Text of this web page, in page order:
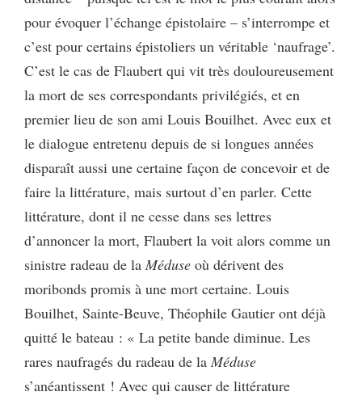
pour évoquer l’échange épistolaire – s’interrompe et
c’est pour certains épistoliers un véritable ‘naufrage’.
C’est le cas de Flaubert qui vit très douloureusement
la mort de ses correspondants privilégiés, et en
premier lieu de son ami Louis Bouilhet. Avec eux et
le dialogue entretenu depuis de si longues années
disparaît aussi une certaine façon de concevoir et de
faire la littérature, mais surtout d’en parler. Cette
littérature, dont il ne cesse dans ses lettres
d’annoncer la mort, Flaubert la voit alors comme un
sinistre radeau de la Méduse où dérivent des
moribonds promis à une mort certaine. Louis
Bouilhet, Sainte-Beuve, Théophile Gautier ont déjà
quitté le bateau : « La petite bande diminue. Les
rares naufragés du radeau de la Méduse
s’anéantissent ! Avec qui causer de littérature